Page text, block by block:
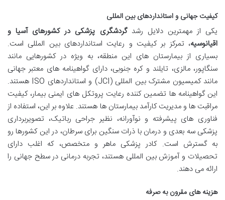
کیفیت جهانی و استانداردهای بین المللی
یکی از مهمترین دلایل رشدگردشگری پزشکی در کشورهای آسیا و
اقیانوسیه، تمرکز بر کیفیت و رعایت استانداردهای بین المللی است.
بسیاری از بیمارستان های این منطقه، به ویژه در کشورهایی مانند
سنگاپور، مالزی، تایلند و کره جنوبی، دارای گواهینامه های معتبر جهانی
مانند کمیسیون مشترک بین المللی (JCI) و استانداردهای ISO هستند.
این گواهینامه ها تضمین کننده رعایت پروتکل های ایمنی بیمار، کیفیت
مراقبت ها و مدیریت کارآمد بیمارستان ها هستند. علاوه بر این، استفاده از
فناوری های پیشرفته و نوآورانه، نظیر جراحی رباتیک، تصویربرداری
پزشکی سه بعدی و درمان با ذرات سنگین برای سرطان، در این کشورها رو
به گسترش است. کادر پزشکی ماهر و متخصص، که اغلب دارای
تحصیلات و آموزش بین المللی هستند، تجربه درمانی در سطح جهانی را
ارائه می دهند.
هزینه های مقرون به صرفه